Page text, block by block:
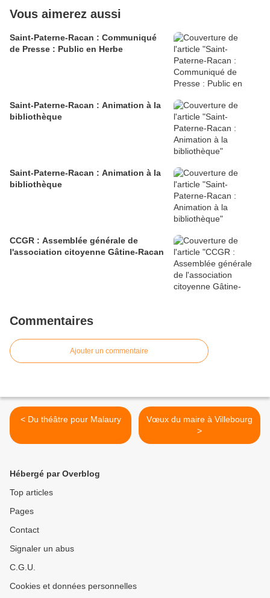
Vous aimerez aussi
Saint-Paterne-Racan : Communiqué
de Presse : Public en Herbe
Saint-Paterne-Racan : Animation à la
bibliothèque
Saint-Paterne-Racan : Animation à la
bibliothèque
CCGR : Assemblée générale de
l'association citoyenne Gâtine-Racan
Commentaires
Ajouter un commentaire
< Du théâtre pour Malaury
Vœux du maire à Villebourg
>
Hébergé par Overblog
Top articles
Pages
Contact
Signaler un abus
C.G.U.
Cookies et données personnelles